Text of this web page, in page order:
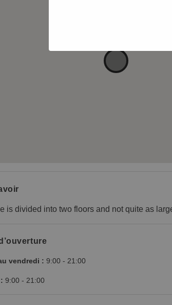
is divided into two floors and not quite as
vendredi : 9:00 - 21:00
9:00 - 21:00